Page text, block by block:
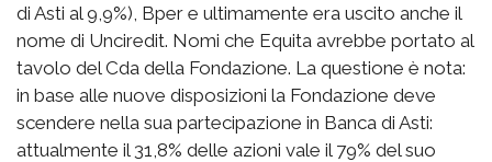
di Asti al 9,9%), Bper e ultimamente era uscito anche il
nome di Unciredit. Nomi che Equita avrebbe portato al
tavolo del Cda della Fondazione. La questione è nota:
in base alle nuove disposizioni la Fondazione deve
scendere nella sua partecipazione in Banca di Asti:
attualmente il 31,8% delle azioni vale il 79% del suo